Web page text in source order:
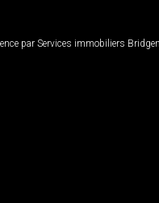
par Services immobiliers